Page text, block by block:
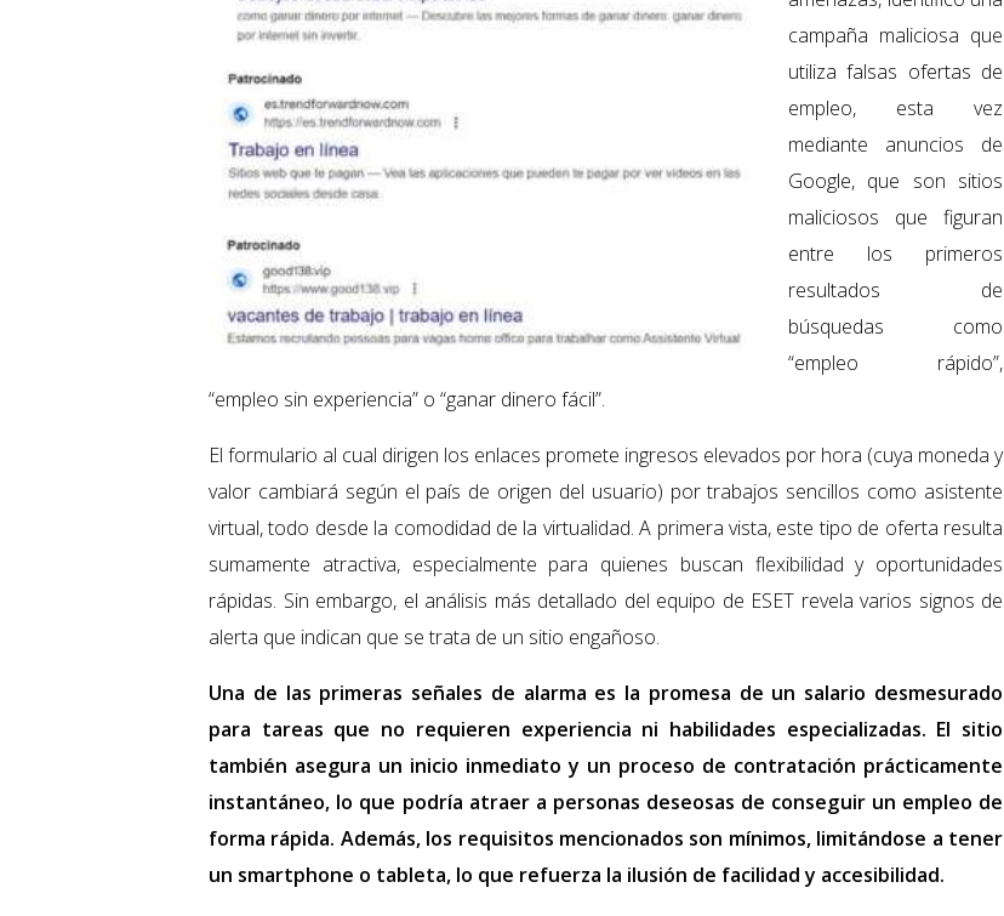
campaña maliciosa que
utiliza falsas ofertas de
empleo, esta vez
mediante anuncios de
Google, que son sitios
maliciosos que figuran
entre los primeros
resultados de
búsquedas como
“empleo rápido”,
“empleo sin experiencia” o “ganar dinero fácil”.
El formulario al cual dirigen los enlaces promete ingresos elevados por hora (cuya moneda y
valor cambiará según el país de origen del usuario) por trabajos sencillos como asistente
virtual, todo desde la comodidad de la virtualidad. A primera vista, este tipo de oferta resulta
sumamente atractiva, especialmente para quienes buscan flexibilidad y oportunidades
rápidas. Sin embargo, el análisis más detallado del equipo de ESET revela varios signos de
alerta que indican que se trata de un sitio engañoso.
Una de las primeras señales de alarma es la promesa de un salario desmesurado
para tareas que no requieren experiencia ni habilidades especializadas. El sitio
también asegura un inicio inmediato y un proceso de contratación prácticamente
instantáneo, lo que podría atraer a personas deseosas de conseguir un empleo de
forma rápida. Además, los requisitos mencionados son mínimos, limitándose a tener
un smartphone o tableta, lo que refuerza la ilusión de facilidad y accesibilidad.